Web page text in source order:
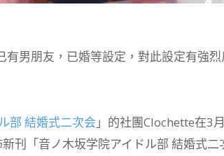
有男朋友，已婚等設定，對此設定有強
部 結婚式二次会 」的社團Clochette在3
刊「音ノ木坂学院アイドル部 結婚式二